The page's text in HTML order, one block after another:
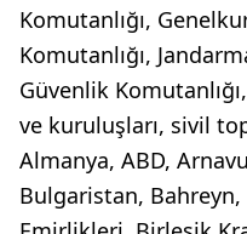
Komutanlığı,
Komutanlığı,
Güvenlik
ve kuruluşları, sivil
Almanya, ABD,
Bulgaristan,